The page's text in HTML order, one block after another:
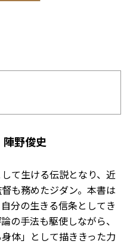
野俊史
て生ける伝説となり、近
も務めたジダン。本書は
分の生きる信条としてき
の手法も駆使しながら、
体」として描ききった力